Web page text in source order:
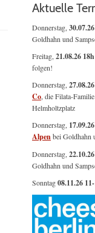
Aktuelle
Donnerstag,
Goldhahn und
Freitag, 21.08.26
folgen!
Donnerstag,
Co , die Filata-
Helmholtzplatz
Donnerstag,
Alpenbei Goldhahn
Donnerstag,
Goldhahn und
Sonntag08.11.26